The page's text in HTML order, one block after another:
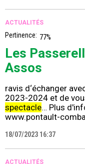
ACTUALITÉS
Pertinence: 77%
Les
Assos
ravis d‘échanger
2023-2024 et de
spectacle… Plus
www.pontault-
18/07/2023 16:37
ACTUALITÉS